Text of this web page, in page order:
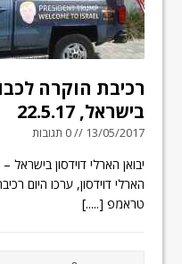
רכיבת הוקרה
בישראל, 22.5.17
13/05/2017 // 0 תגובות
יבואן הארלי דוידסון בישראל
הארלי דוידסון, ערכו היום
טראמפ [.....]